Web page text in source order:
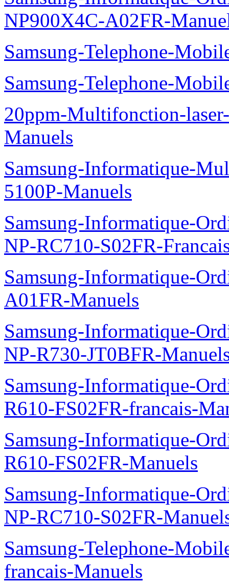
NP900X4C-A02FR-
Samsung-Telephone-
Samsung-Telephone-
20ppm-Multifonction-
Manuels
Samsung-Informatique-
5100P-Manuels
Samsung-Informatique-
NP-RC710-S02FR-
Samsung-Informatique-
A01FR-Manuels
Samsung-Informatique-
NP-R730-JT0BFR-
Samsung-Informatique-
R610-FS02FR-francais-
Samsung-Informatique-
R610-FS02FR-Manuels
Samsung-Informatique-
NP-RC710-S02FR-
Samsung-Telephone-
francais-Manuels